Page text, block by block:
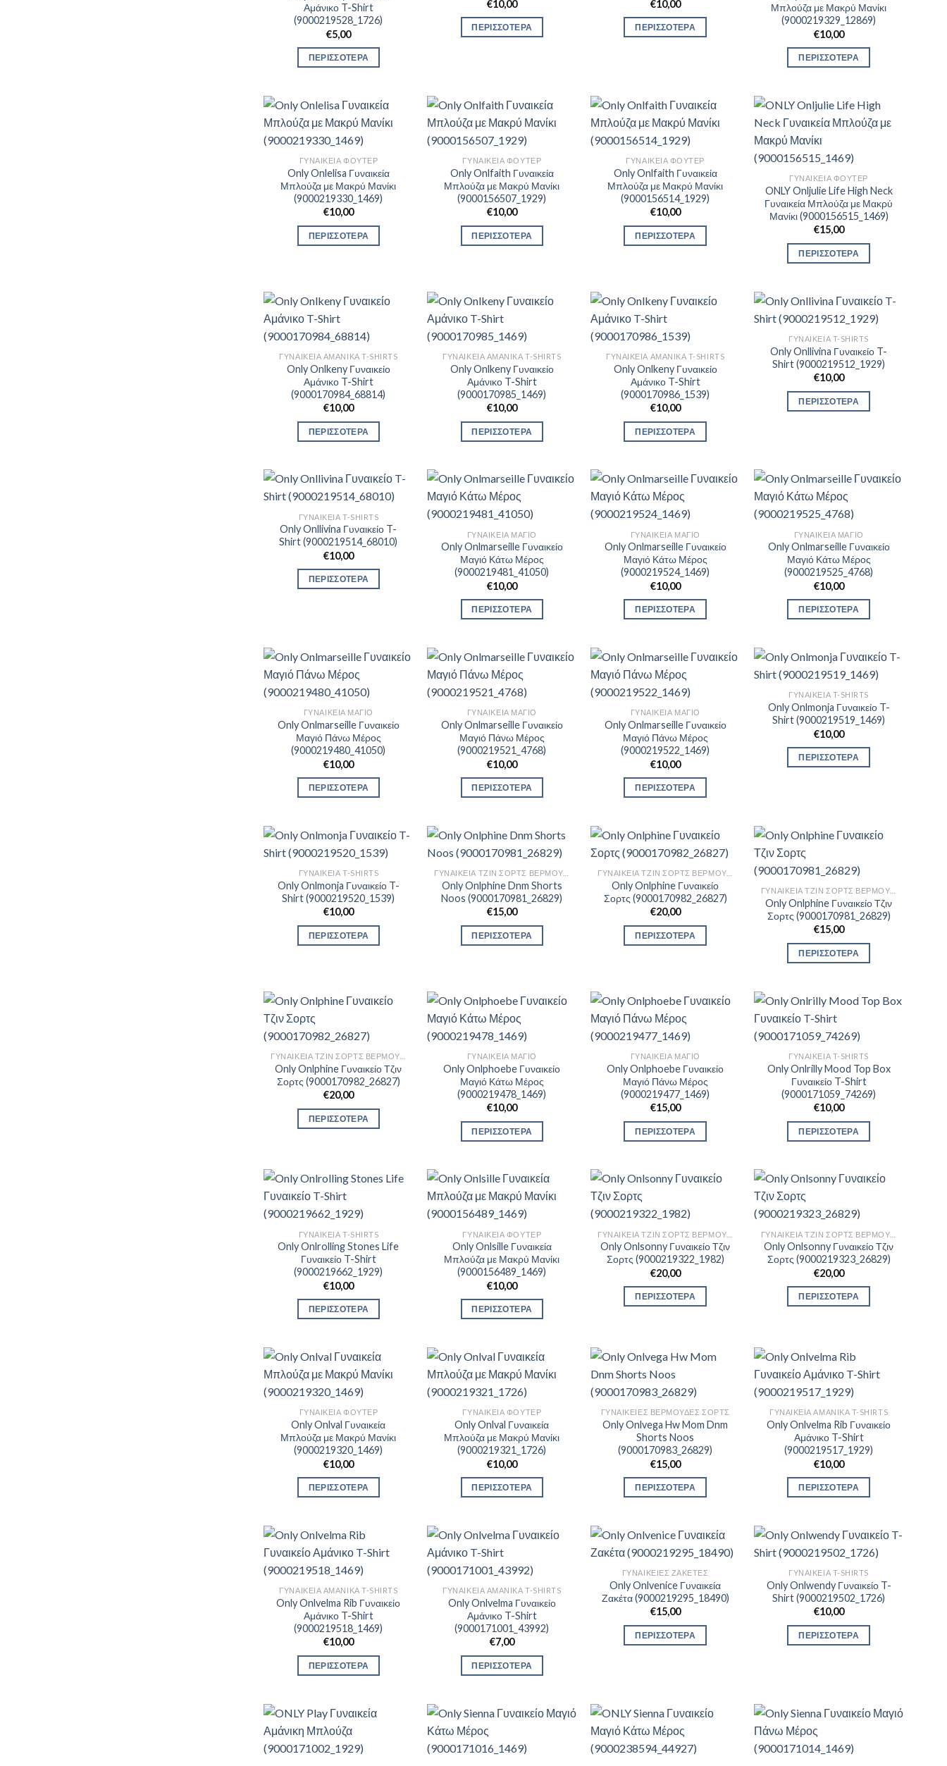
Αμάνικο T-Shirt
(9000219528_1726)
€5,00
ΠΕΡΙΣΣΟΤΕΡΑ
€10,00
ΠΕΡΙΣΣΟΤΕΡΑ
€10,00
ΠΕΡΙΣΣΟΤΕΡΑ
Μπλούζα με Μακρύ Μανίκι
(9000219329_12869)
€10,00
ΠΕΡΙΣΣΟΤΕΡΑ
ΓΥΝΑΙΚΕΊΑ ΦΟΎΤΕΡ
Only Onlelisa Γυναικεία
Μπλούζα με Μακρύ Μανίκι
(9000219330_1469)
€10,00
ΠΕΡΙΣΣΟΤΕΡΑ
ΓΥΝΑΙΚΕΊΑ ΦΟΎΤΕΡ
Only Onlfaith Γυναικεία
Μπλούζα με Μακρύ Μανίκι
(9000156507_1929)
€10,00
ΠΕΡΙΣΣΟΤΕΡΑ
ΓΥΝΑΙΚΕΊΑ ΦΟΎΤΕΡ
Only Onlfaith Γυναικεία
Μπλούζα με Μακρύ Μανίκι
(9000156514_1929)
€10,00
ΠΕΡΙΣΣΟΤΕΡΑ
ΓΥΝΑΙΚΕΊΑ ΦΟΎΤΕΡ
ONLY Onljulie Life High Neck
Γυναικεία Μπλούζα με Μακρύ
Μανίκι (9000156515_1469)
€15,00
ΠΕΡΙΣΣΟΤΕΡΑ
ΓΥΝΑΙΚΕΊΑ ΑΜΆΝΙΚΑ T-SHIRTS
Only Onlkeny Γυναικείο
Αμάνικο T-Shirt
(9000170984_68814)
€10,00
ΠΕΡΙΣΣΟΤΕΡΑ
ΓΥΝΑΙΚΕΊΑ ΑΜΆΝΙΚΑ T-SHIRTS
Only Onlkeny Γυναικείο
Αμάνικο T-Shirt
(9000170985_1469)
€10,00
ΠΕΡΙΣΣΟΤΕΡΑ
ΓΥΝΑΙΚΕΊΑ ΑΜΆΝΙΚΑ T-SHIRTS
Only Onlkeny Γυναικείο
Αμάνικο T-Shirt
(9000170986_1539)
€10,00
ΠΕΡΙΣΣΟΤΕΡΑ
ΓΥΝΑΙΚΕΊΑ T-SHIRTS
Only Onllivina Γυναικείο T-
Shirt (9000219512_1929)
€10,00
ΠΕΡΙΣΣΟΤΕΡΑ
ΓΥΝΑΙΚΕΊΑ T-SHIRTS
Only Onllivina Γυναικείο T-
Shirt (9000219514_68010)
€10,00
ΠΕΡΙΣΣΟΤΕΡΑ
ΓΥΝΑΙΚΕΊΑ ΜΑΓΙΌ
Only Onlmarseille Γυναικείο
Μαγιό Κάτω Μέρος
(9000219481_41050)
€10,00
ΠΕΡΙΣΣΟΤΕΡΑ
ΓΥΝΑΙΚΕΊΑ ΜΑΓΙΌ
Only Onlmarseille Γυναικείο
Μαγιό Κάτω Μέρος
(9000219524_1469)
€10,00
ΠΕΡΙΣΣΟΤΕΡΑ
ΓΥΝΑΙΚΕΊΑ ΜΑΓΙΌ
Only Onlmarseille Γυναικείο
Μαγιό Κάτω Μέρος
(9000219525_4768)
€10,00
ΠΕΡΙΣΣΟΤΕΡΑ
ΓΥΝΑΙΚΕΊΑ ΜΑΓΙΌ
Only Onlmarseille Γυναικείο
Μαγιό Πάνω Μέρος
(9000219480_41050)
€10,00
ΠΕΡΙΣΣΟΤΕΡΑ
ΓΥΝΑΙΚΕΊΑ ΜΑΓΙΌ
Only Onlmarseille Γυναικείο
Μαγιό Πάνω Μέρος
(9000219521_4768)
€10,00
ΠΕΡΙΣΣΟΤΕΡΑ
ΓΥΝΑΙΚΕΊΑ ΜΑΓΙΌ
Only Onlmarseille Γυναικείο
Μαγιό Πάνω Μέρος
(9000219522_1469)
€10,00
ΠΕΡΙΣΣΟΤΕΡΑ
ΓΥΝΑΙΚΕΊΑ T-SHIRTS
Only Onlmonja Γυναικείο T-
Shirt (9000219519_1469)
€10,00
ΠΕΡΙΣΣΟΤΕΡΑ
ΓΥΝΑΙΚΕΊΑ T-SHIRTS
Only Onlmonja Γυναικείο T-
Shirt (9000219520_1539)
€10,00
ΠΕΡΙΣΣΟΤΕΡΑ
ΓΥΝΑΙΚΕΊΑ ΤΖΙΝ ΣΟΡΤΣ ΒΕΡΜΟΎΔΕΣ
Only Onlphine Dnm Shorts
Noos (9000170981_26829)
€15,00
ΠΕΡΙΣΣΟΤΕΡΑ
ΓΥΝΑΙΚΕΊΑ ΤΖΙΝ ΣΟΡΤΣ ΒΕΡΜΟΎΔΕΣ
Only Onlphine Γυναικείο
Σορτς (9000170982_26827)
€20,00
ΠΕΡΙΣΣΟΤΕΡΑ
ΓΥΝΑΙΚΕΊΑ ΤΖΙΝ ΣΟΡΤΣ ΒΕΡΜΟΎΔΕΣ
Only Onlphine Γυναικείο Τζιν
Σορτς (9000170981_26829)
€15,00
ΠΕΡΙΣΣΟΤΕΡΑ
ΓΥΝΑΙΚΕΊΑ ΤΖΙΝ ΣΟΡΤΣ ΒΕΡΜΟΎΔΕΣ
Only Onlphine Γυναικείο Τζιν
Σορτς (9000170982_26827)
€20,00
ΠΕΡΙΣΣΟΤΕΡΑ
ΓΥΝΑΙΚΕΊΑ ΜΑΓΙΌ
Only Onlphoebe Γυναικείο
Μαγιό Κάτω Μέρος
(9000219478_1469)
€10,00
ΠΕΡΙΣΣΟΤΕΡΑ
ΓΥΝΑΙΚΕΊΑ ΜΑΓΙΌ
Only Onlphoebe Γυναικείο
Μαγιό Πάνω Μέρος
(9000219477_1469)
€15,00
ΠΕΡΙΣΣΟΤΕΡΑ
ΓΥΝΑΙΚΕΊΑ T-SHIRTS
Only Onlrilly Mood Top Box
Γυναικείο T-Shirt
(9000171059_74269)
€10,00
ΠΕΡΙΣΣΟΤΕΡΑ
ΓΥΝΑΙΚΕΊΑ T-SHIRTS
Only Onlrolling Stones Life
Γυναικείο T-Shirt
(9000219662_1929)
€10,00
ΠΕΡΙΣΣΟΤΕΡΑ
ΓΥΝΑΙΚΕΊΑ ΦΟΎΤΕΡ
Only Onlsille Γυναικεία
Μπλούζα με Μακρύ Μανίκι
(9000156489_1469)
€10,00
ΠΕΡΙΣΣΟΤΕΡΑ
ΓΥΝΑΙΚΕΊΑ ΤΖΙΝ ΣΟΡΤΣ ΒΕΡΜΟΎΔΕΣ
Only Onlsonny Γυναικείο Τζιν
Σορτς (9000219322_1982)
€20,00
ΠΕΡΙΣΣΟΤΕΡΑ
ΓΥΝΑΙΚΕΊΑ ΤΖΙΝ ΣΟΡΤΣ ΒΕΡΜΟΎΔΕΣ
Only Onlsonny Γυναικείο Τζιν
Σορτς (9000219323_26829)
€20,00
ΠΕΡΙΣΣΟΤΕΡΑ
ΓΥΝΑΙΚΕΊΑ ΦΟΎΤΕΡ
Only Onlval Γυναικεία
Μπλούζα με Μακρύ Μανίκι
(9000219320_1469)
€10,00
ΠΕΡΙΣΣΟΤΕΡΑ
ΓΥΝΑΙΚΕΊΑ ΦΟΎΤΕΡ
Only Onlval Γυναικεία
Μπλούζα με Μακρύ Μανίκι
(9000219321_1726)
€10,00
ΠΕΡΙΣΣΟΤΕΡΑ
ΓΥΝΑΙΚΕΊΕΣ ΒΕΡΜΟΎΔΕΣ ΣΟΡΤΣ
Only Onlvega Hw Mom Dnm
Shorts Noos
(9000170983_26829)
€15,00
ΠΕΡΙΣΣΟΤΕΡΑ
ΓΥΝΑΙΚΕΊΑ ΑΜΆΝΙΚΑ T-SHIRTS
Only Onlvelma Rib Γυναικείο
Αμάνικο T-Shirt
(9000219517_1929)
€10,00
ΠΕΡΙΣΣΟΤΕΡΑ
ΓΥΝΑΙΚΕΊΑ ΑΜΆΝΙΚΑ T-SHIRTS
Only Onlvelma Rib Γυναικείο
Αμάνικο T-Shirt
(9000219518_1469)
€10,00
ΠΕΡΙΣΣΟΤΕΡΑ
ΓΥΝΑΙΚΕΊΑ ΑΜΆΝΙΚΑ T-SHIRTS
Only Onlvelma Γυναικείο
Αμάνικο T-Shirt
(9000171001_43992)
€7,00
ΠΕΡΙΣΣΟΤΕΡΑ
ΓΥΝΑΙΚΕΊΕΣ ΖΑΚΈΤΕΣ
Only Onlvenice Γυναικεία
Ζακέτα (9000219295_18490)
€15,00
ΠΕΡΙΣΣΟΤΕΡΑ
ΓΥΝΑΙΚΕΊΑ T-SHIRTS
Only Onlwendy Γυναικείο T-
Shirt (9000219502_1726)
€10,00
ΠΕΡΙΣΣΟΤΕΡΑ